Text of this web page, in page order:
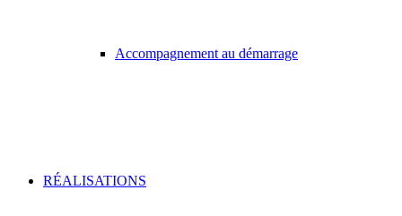
Accompagnement au démarrage
RÉALISATIONS